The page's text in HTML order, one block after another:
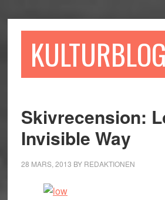
till
till
sidofältet
till
Skivrecension:
Invisible Way
28 MARS, 2013 BY REDAKTIONEN